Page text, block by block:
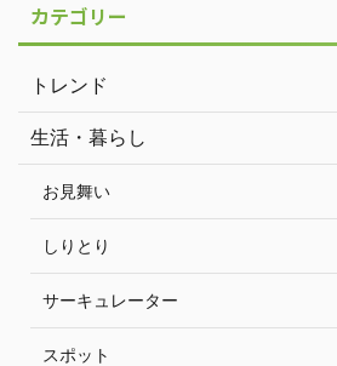
カテゴリー
トレンド
生活・暮らし
お見舞い
しりとり
サーキュレーター
スポット